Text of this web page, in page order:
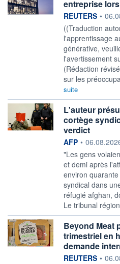
entreprise
information
REUTERS •
((Traduction
l'apprentissage
générative,
l'avertissement
(Rédaction
sur les
suite
L'auteur
cortège
verdict
information
AFP •
"Les gens
et demi après
environ
syndical dans
réfugié afghan,
Le tribunal
Beyond Meat
trimestriel en
demande
information
REUTERS •